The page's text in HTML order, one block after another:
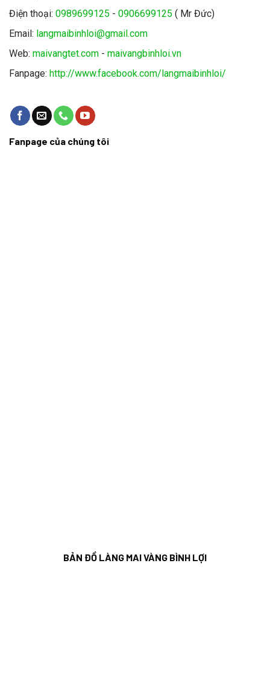
Điện thoại: 0989699125 - 0906699125 ( Mr Đức)
Email: langmaibinhloi@gmail.com
Web: maivangtet.com - maivangbinhloi.vn
Fanpage: http://www.facebook.com/langmaibinhloi/
Fanpage của chúng tôi
BẢN ĐỒ LÀNG MAI VÀNG BÌNH LỢI